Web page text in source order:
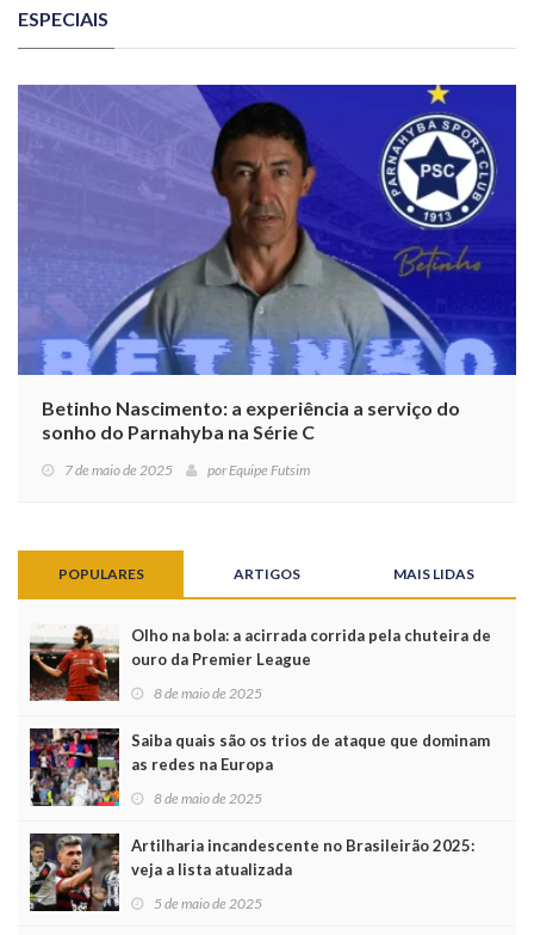
ESPECIAIS
Betinho Nascimento: a experiência a serviço do
sonho do Parnahyba na Série C
7 de maio de 2025 por Equipe Futsim
POPULARES ARTIGOS MAIS LIDAS
Olho na bola: a acirrada corrida pela chuteira de
ouro da Premier League
8 de maio de 2025
Saiba quais são os trios de ataque que dominam
as redes na Europa
8 de maio de 2025
Artilharia incandescente no Brasileirão 2025:
veja a lista atualizada
5 de maio de 2025